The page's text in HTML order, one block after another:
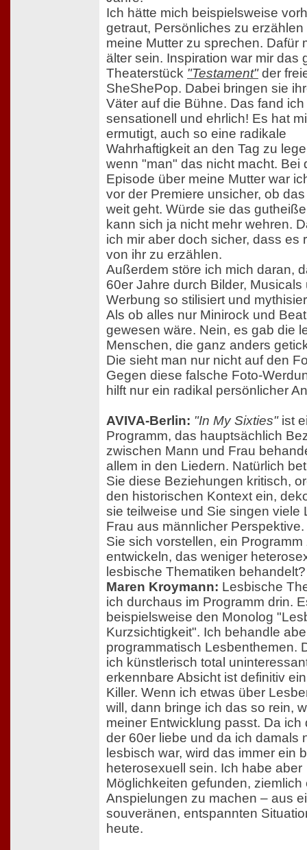
Ich hätte mich beispielsweise
getraut, Persönliches zu
meine Mutter zu sprechen. Dafür
älter sein. Inspiration war mir das
Theaterstück "Testament"der
SheShePop. Dabei bringen sie
Väter auf die Bühne. Das fand ich
sensationell und ehrlich! Es hat
ermutigt, auch so eine radikale
Wahrhaftigkeit an den Tag zu
wenn "man" das nicht macht. Bei
Episode über meine Mutter war
vor der Premiere unsicher, ob
weit geht. Würde sie das
kann sich ja nicht mehr wehren.
ich mir aber doch sicher, dass es
von ihr zu erzählen.
Außerdem störe ich mich daran,
60er Jahre durch Bilder, Musicals
Werbung so stilisiert und
Als ob alles nur Minirock und
gewesen wäre. Nein, es gab die
Menschen, die ganz anders
Die sieht man nur nicht auf den
Gegen diese falsche Foto-
hilft nur ein radikal persönlicher
AVIVA-Berlin: "In My Sixties"ist
Programm, das hauptsächlich
zwischen Mann und Frau
allem in den Liedern. Natürlich
Sie diese Beziehungen kritisch,
den historischen Kontext ein,
sie teilweise und Sie singen viele
Frau aus männlicher
Sie sich vorstellen, ein Programm
entwickeln, das weniger
lesbische Thematiken behandelt?
Maren Kroymann: Lesbische
ich durchaus im Programm drin.
beispielsweise den Monolog
Kurzsichtigkeit". Ich behandle
programmatisch Lesbenthemen.
ich künstlerisch total
erkennbare Absicht ist definitiv
Killer. Wenn ich etwas über
will, dann bringe ich das so rein,
meiner Entwicklung passt. Da ich
der 60er liebe und da ich damals
lesbisch war, wird das immer ein
heterosexuell sein. Ich habe aber
Möglichkeiten gefunden, ziemlich
Anspielungen zu machen – aus
souveränen, entspannten
heute.